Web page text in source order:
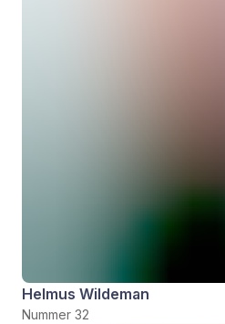
Helmus Wildeman
Nummer 32